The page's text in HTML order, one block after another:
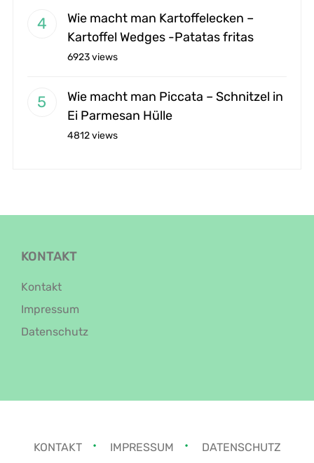
Wie macht man Kartoffelecken –
Kartoffel Wedges -Patatas fritas
6923 views
Wie macht man Piccata – Schnitzel in
Ei Parmesan Hülle
4812 views
KONTAKT
Kontakt
Impressum
Datenschutz
KONTAKT IMPRESSUM DATENSCHUTZ